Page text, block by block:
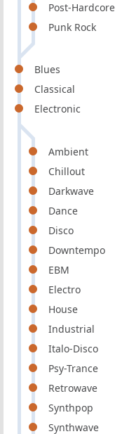
Post-Hardcore
Punk Rock
Blues
Classical
Electronic
Ambient
Chillout
Darkwave
Dance
Disco
Downtempo
EBM
Electro
House
Industrial
Italo-Disco
Psy-Trance
Retrowave
Synthpop
Synthwave